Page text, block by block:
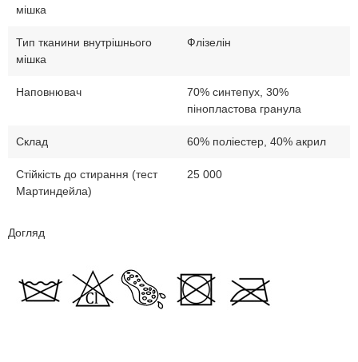
мішка
Тип тканини внутрішнього
мішка
Флізелін
Наповнювач
70% синтепух, 30%
пінопластова гранула
Склад 60% поліестер, 40% акрил
Стійкість до стирання (тест
Мартиндейла)
25 000
Догляд